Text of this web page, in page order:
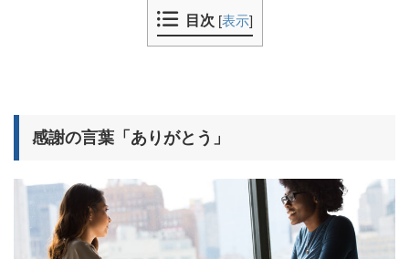
目次 [表示]
感謝の言葉「ありがとう」